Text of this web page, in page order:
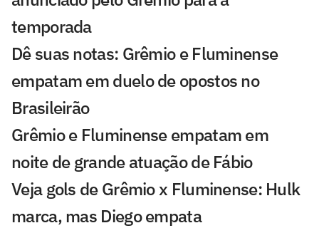
temporada
Dê suas notas: Grêmio e Fluminense
empatam em duelo de opostos no
Brasileirão
Grêmio e Fluminense empatam em
noite de grande atuação de Fábio
Veja gols de Grêmio x Fluminense: Hulk
marca, mas Diego empata